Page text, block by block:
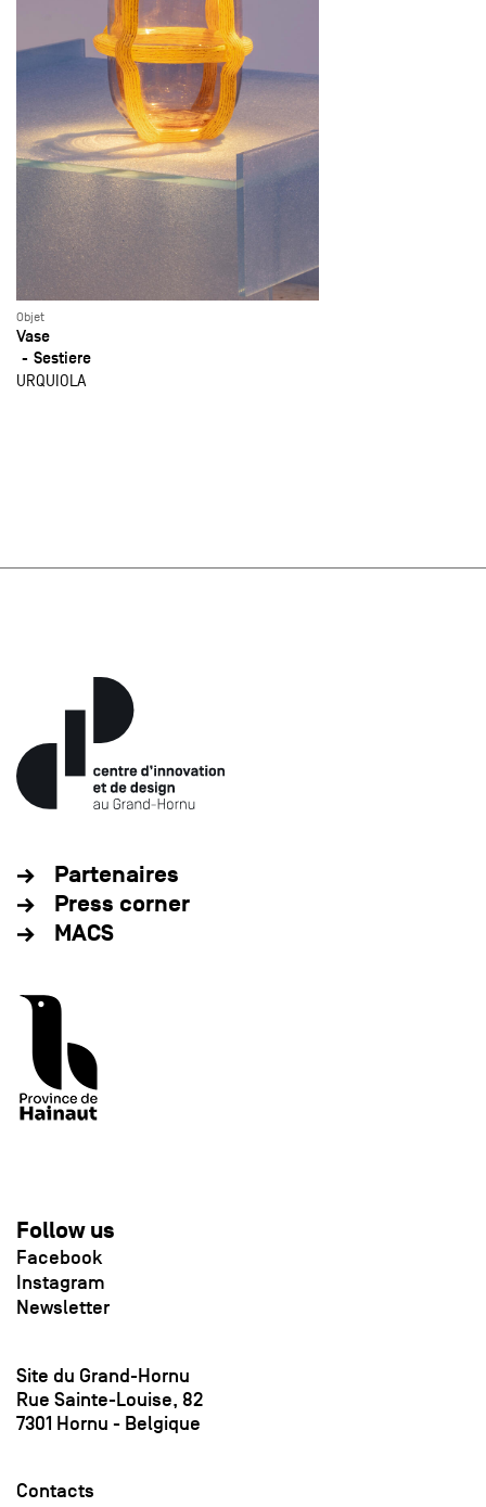
Objet
Vase
Sestiere
URQUIOLA
Partenaires
Press corner
MACS
Follow us
Facebook
Instagram
Newsletter
Site du Grand-Hornu
Rue Sainte-Louise, 82
7301 Hornu - Belgique
Contacts